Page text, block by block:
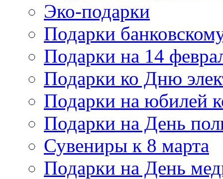
Эко-подарки
Подарки
Подарки на 14
Подарки ко Дню
Подарки на юбилей
Подарки на День
Сувениры к 8 марта
Подарки на День